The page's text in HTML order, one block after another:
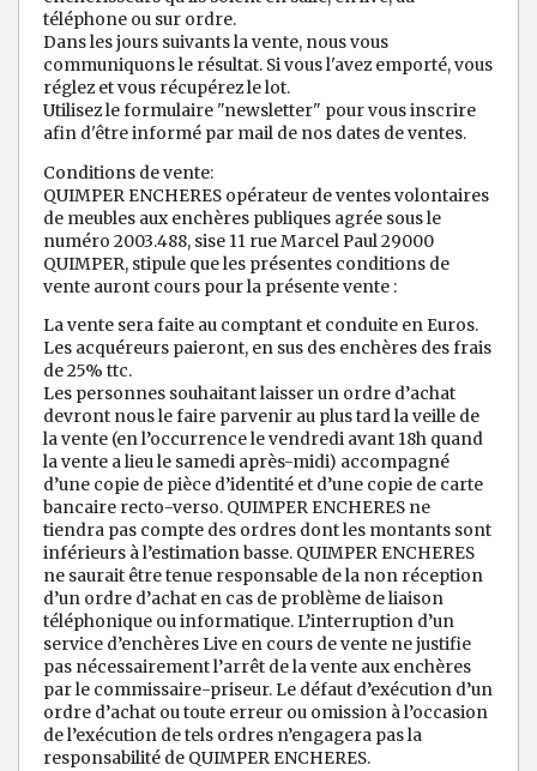
téléphone ou sur ordre.
Dans les jours suivants la vente, nous vous
communiquons le résultat. Si vous l'avez emporté, vous
réglez et vous récupérez le lot.
Utilisez le formulaire "newsletter" pour vous inscrire
afin d'être informé par mail de nos dates de ventes.
Conditions de vente:
QUIMPER ENCHERES opérateur de ventes volontaires
de meubles aux enchères publiques agrée sous le
numéro 2003.488, sise 11 rue Marcel Paul 29000
QUIMPER, stipule que les présentes conditions de
vente auront cours pour la présente vente :
La vente sera faite au comptant et conduite en Euros.
Les acquéreurs paieront, en sus des enchères des frais
de 25% ttc.
Les personnes souhaitant laisser un ordre d’achat
devront nous le faire parvenir au plus tard la veille de
la vente (en l’occurrence le vendredi avant 18h quand
la vente a lieu le samedi après-midi) accompagné
d’une copie de pièce d’identité et d’une copie de carte
bancaire recto-verso. QUIMPER ENCHERES ne
tiendra pas compte des ordres dont les montants sont
inférieurs à l’estimation basse. QUIMPER ENCHERES
ne saurait être tenue responsable de la non réception
d’un ordre d’achat en cas de problème de liaison
téléphonique ou informatique. L’interruption d’un
service d’enchères Live en cours de vente ne justifie
pas nécessairement l’arrêt de la vente aux enchères
par le commissaire-priseur. Le défaut d’exécution d’un
ordre d’achat ou toute erreur ou omission à l’occasion
de l’exécution de tels ordres n’engagera pas la
responsabilité de QUIMPER ENCHERES.